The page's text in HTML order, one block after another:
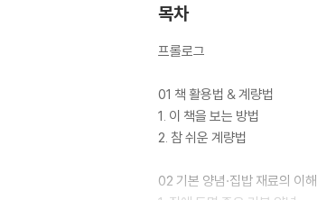
목차
프롤로그
01 책 활용법 & 계량법
1. 이 책을 보는 방법
2. 참 쉬운 계량법
02 기본 양념·집밥 재료의 이해